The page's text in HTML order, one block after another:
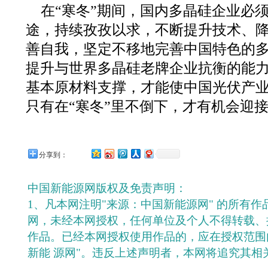
在“寒冬”期间，国内多晶硅企业必
途，持续孜孜以求，不断提升技术、
善自我，坚定不移地完善中国特色的
提升与世界多晶硅老牌企业抗衡的能
基本原材料支撑，才能使中国光伏产
只有在“寒冬”里不倒下，才有机会迎
分享到：
中国新能源网版权及免责声明：
1、凡本网注明"来源：中国新能源网" 的所有作
网，未经本网授权，任何单位及个人不得转载
作品。已经本网授权使用作品的，应在授权范
新能 源网"。违反上述声明者，本网将追究其相